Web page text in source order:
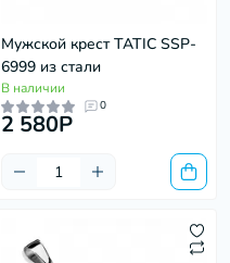
Мужской крест TATIC SSP-
6999 из стали
В наличии
0
2 580P